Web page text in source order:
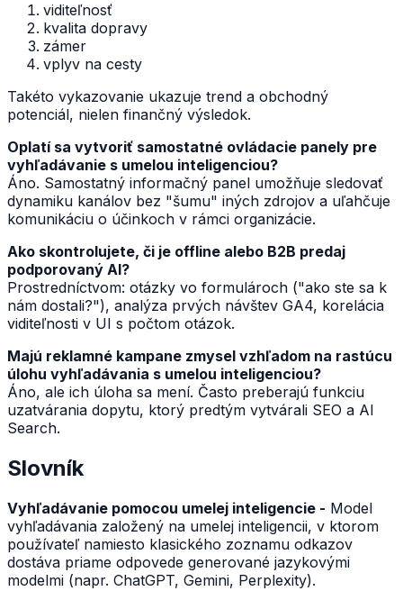
viditeľnosť
kvalita dopravy
zámer
vplyv na cesty
Takéto vykazovanie ukazuje trend a obchodný
potenciál, nielen finančný výsledok.
Oplatí sa vytvoriť samostatné ovládacie panely pre
vyhľadávanie s umelou inteligenciou?
Áno. Samostatný informačný panel umožňuje sledovať
dynamiku kanálov bez "šumu" iných zdrojov a uľahčuje
komunikáciu o účinkoch v rámci organizácie.
Ako skontrolujete, či je offline alebo B2B predaj
podporovaný AI?
Prostredníctvom: otázky vo formulároch ("ako ste sa k
nám dostali?"), analýza prvých návštev GA4, korelácia
viditeľnosti v UI s počtom otázok.
Majú reklamné kampane zmysel vzhľadom na rastúcu
úlohu vyhľadávania s umelou inteligenciou?
Áno, ale ich úloha sa mení. Často preberajú funkciu
uzatvárania dopytu, ktorý predtým vytvárali SEO a AI
Search.
Slovník
Vyhľadávanie pomocou umelej inteligencie - Model
vyhľadávania založený na umelej inteligencii, v ktorom
používateľ namiesto klasického zoznamu odkazov
dostáva priame odpovede generované jazykovými
modelmi (napr. ChatGPT, Gemini, Perplexity).